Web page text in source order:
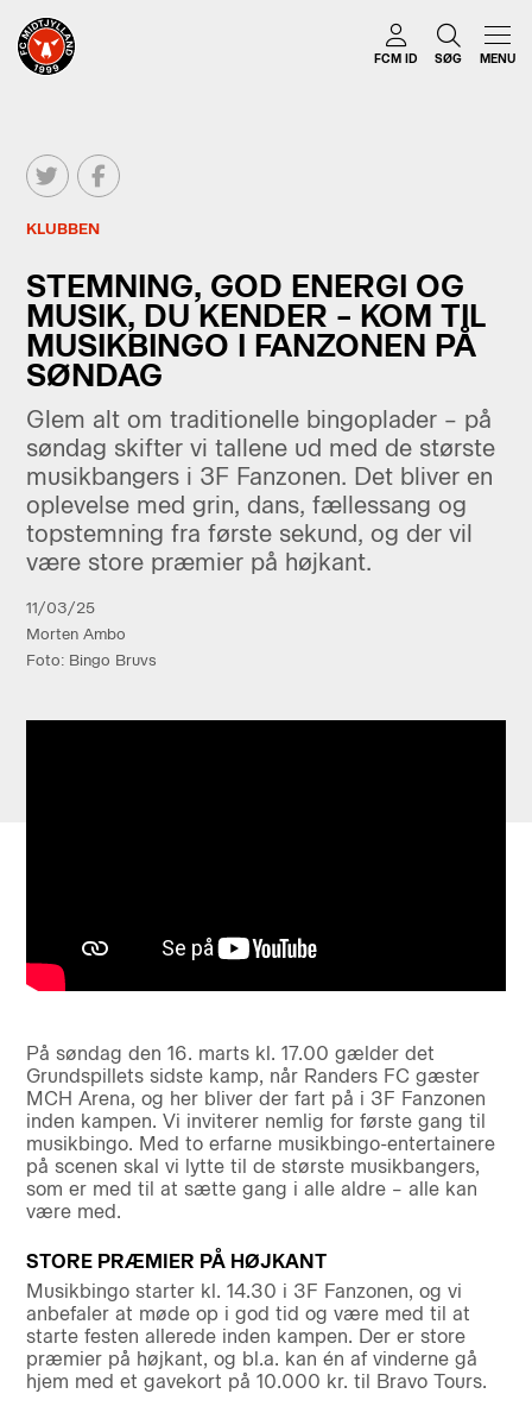
FCM ID SØG MENU
KLUBBEN
STEMNING, GOD ENERGI OG
MUSIK, DU KENDER – KOM TIL
MUSIKBINGO I FANZONEN PÅ
SØNDAG
Glem alt om traditionelle bingoplader – på
søndag skifter vi tallene ud med de største
musikbangers i 3F Fanzonen. Det bliver en
oplevelse med grin, dans, fællessang og
topstemning fra første sekund, og der vil
være store præmier på højkant.
11/03/25
Morten Ambo
Foto: Bingo Bruvs
På søndag den 16. marts kl. 17.00 gælder det
Grundspillets sidste kamp, når Randers FC gæster
MCH Arena, og her bliver der fart på i 3F Fanzonen
inden kampen. Vi inviterer nemlig for første gang til
musikbingo. Med to erfarne musikbingo-entertainere
på scenen skal vi lytte til de største musikbangers,
som er med til at sætte gang i alle aldre – alle kan
være med.
STORE PRÆMIER PÅ HØJKANT
Musikbingo starter kl. 14.30 i 3F Fanzonen, og vi
anbefaler at møde op i god tid og være med til at
starte festen allerede inden kampen. Der er store
præmier på højkant, og bl.a. kan én af vinderne gå
hjem med et gavekort på 10.000 kr. til Bravo Tours.